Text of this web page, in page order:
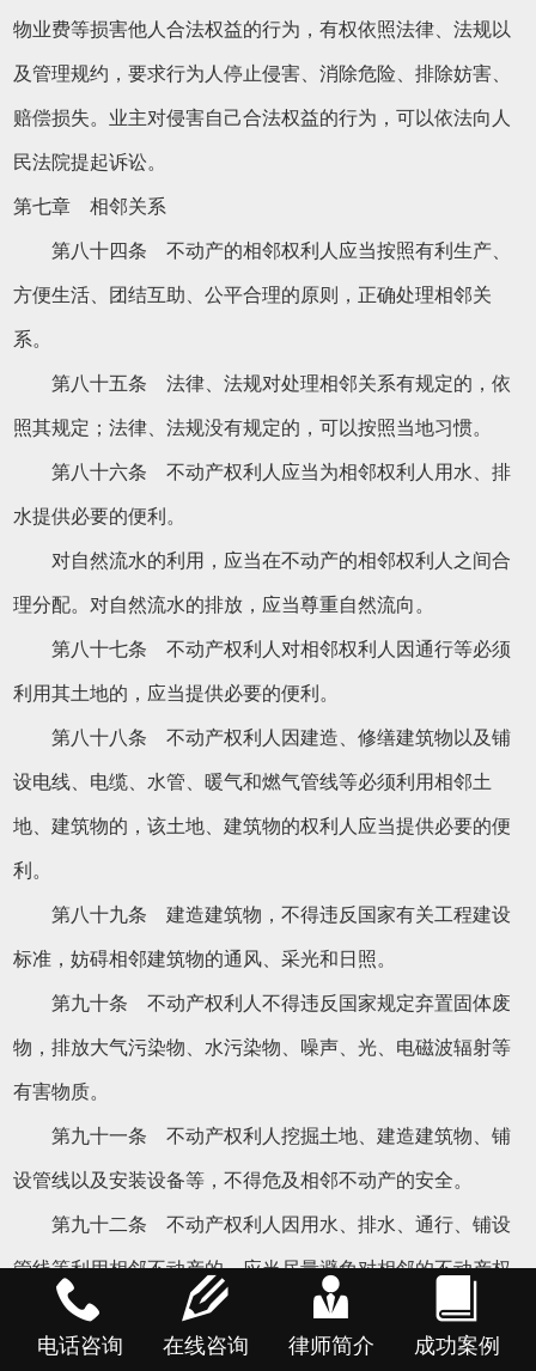
物业费等损害他人合法权益的行为，有权依照法律、法规以
及管理规约，要求行为人停止侵害、消除危险、排除妨害、
赔偿损失。业主对侵害自己合法权益的行为，可以依法向人
民法院提起诉讼。
第七章 相邻关系
第八十四条 不动产的相邻权利人应当按照有利生产、
方便生活、团结互助、公平合理的原则，正确处理相邻关
系。
第八十五条 法律、法规对处理相邻关系有规定的，依
照其规定；法律、法规没有规定的，可以按照当地习惯。
第八十六条 不动产权利人应当为相邻权利人用水、排
水提供必要的便利。
对自然流水的利用，应当在不动产的相邻权利人之间合
理分配。对自然流水的排放，应当尊重自然流向。
第八十七条 不动产权利人对相邻权利人因通行等必须
利用其土地的，应当提供必要的便利。
第八十八条 不动产权利人因建造、修缮建筑物以及铺
设电线、电缆、水管、暖气和燃气管线等必须利用相邻土
地、建筑物的，该土地、建筑物的权利人应当提供必要的便
利。
第八十九条 建造建筑物，不得违反国家有关工程建设
标准，妨碍相邻建筑物的通风、采光和日照。
第九十条 不动产权利人不得违反国家规定弃置固体废
物，排放大气污染物、水污染物、噪声、光、电磁波辐射等
有害物质。
第九十一条 不动产权利人挖掘土地、建造建筑物、铺
设管线以及安装设备等，不得危及相邻不动产的安全。
第九十二条 不动产权利人因用水、排水、通行、铺设
管线等利用相邻不动产的，应当尽量避免对相邻的不动产权
利人造成损害；造成损害的，应当给予赔偿。
电话咨询 在线咨询 律师简介 成功案例